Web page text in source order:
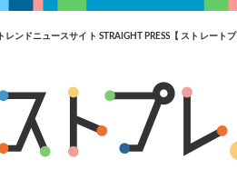
トレンドニュースサイト STRAIGHT PRESS【 ストレートプ